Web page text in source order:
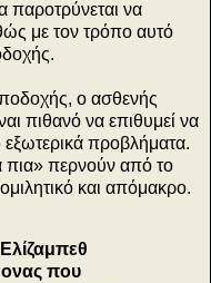
παροτρύνεται να
με τον τρόπο αυτό
ο ασθενής
πιθανό να επιθυμεί να
εξωτερικά προβλήματα.
πια» περνούν από το
και απόμακρο.
που